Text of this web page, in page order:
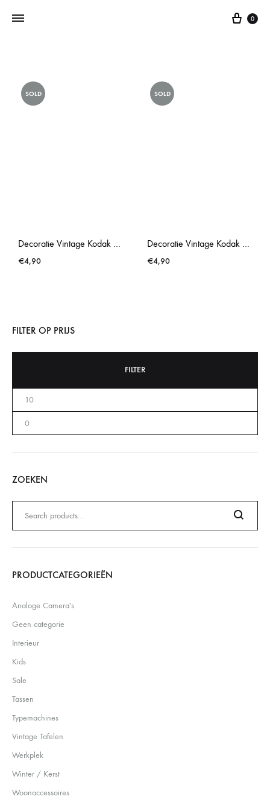
0
SOLD
Decoratie Vintage Kodak 177X Instamatic Camera
€4,90
SOLD
Decoratie Vintage Kodak 155X Instamatic Camera
€4,90
FILTER OP PRIJS
FILTER
ZOEKEN
naar:
Search
PRODUCTCATEGORIEËN
Analoge Camera's
Geen categorie
Interieur
Kids
Sale
Tassen
Typemachines
Vintage Tafelen
Werkplek
Winter / Kerst
Woonaccessoires